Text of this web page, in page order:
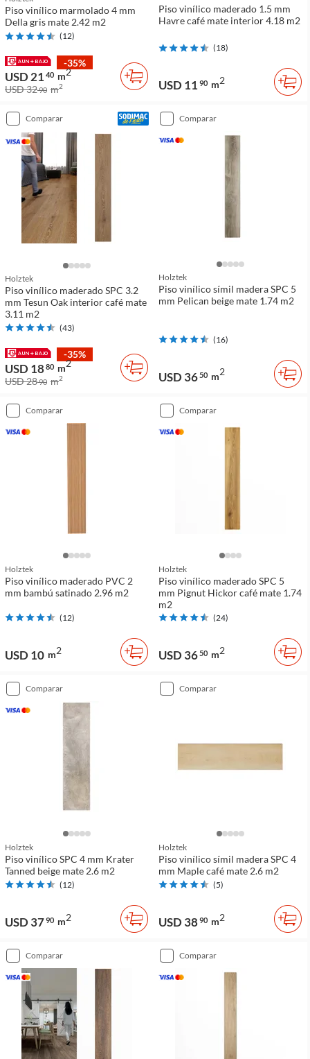
Piso vinílico marmolado 4 mm
Della gris mate 2.42 m2
(12)
-35%
USD 21 40 m2
USD 3290 m2
Piso vinílico maderado 1.5 mm
Havre café mate interior 4.18 m2
(18)
USD 11 90 m2
comparar
Holztek
Piso vinílico maderado SPC 3.2
mm Tesun Oak interior café mate
3.11 m2
(43)
-35%
USD 1880 m2
USD 2890 m2
comparar
Holztek
Piso vinílico símil madera SPC 5
mm Pelican beige mate 1.74 m2
(16)
USD 36 50 m2
comparar
Holztek
Piso vinílico maderado PVC 2
mm bambú satinado 2.96 m2
(12)
USD 10 m2
comparar
Holztek
Piso vinílico maderado SPC 5
mm Pignut Hickor café mate 1.74
m2
(24)
USD 3650 m2
comparar
Holztek
Piso vinílico SPC 4 mm Krater
Tanned beige mate 2.6 m2
(12)
USD 3790 m2
comparar
Holztek
Piso vinílico símil madera SPC 4
mm Maple café mate 2.6 m2
(5)
USD 3890 m2
comparar comparar